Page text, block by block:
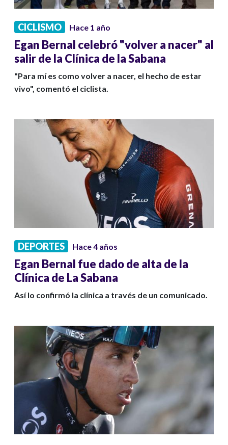
CICLISMO Hace 1 año
Egan Bernal celebró "volver a nacer" al
salir de la Clínica de la Sabana
"Para mí es como volver a nacer, el hecho de estar
vivo", comentó el ciclista.
DEPORTES Hace 4 años
Egan Bernal fue dado de alta de la
Clínica de La Sabana
Así lo confirmó la clínica a través de un comunicado.